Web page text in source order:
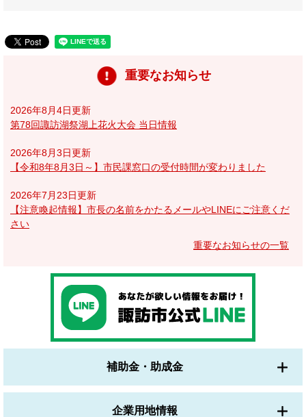
重要なお知らせ
2026年8月4日更新
第78回諏訪湖祭湖上花火大会 当日情報
2026年8月3日更新
【令和8年8月3日～】市民課窓口の受付時間が変わりました
2026年7月23日更新
【注意喚起情報】市長の名前をかたるメールやLINEにご注意くだ
さい
重要なお知らせの一覧
補助金・助成金
企業用地情報